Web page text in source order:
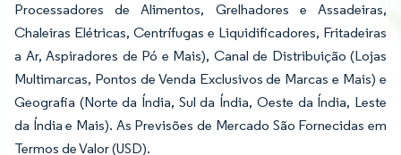
Processadores de Alimentos, Grelhadores e Assadeiras,
Chaleiras Elétricas, Centrífugas e Liquidificadores, Fritadeiras
a Ar, Aspiradores de Pó e Mais), Canal de Distribuição (Lojas
Multimarcas, Pontos de Venda Exclusivos de Marcas e Mais) e
Geografia (Norte da Índia, Sul da Índia, Oeste da Índia, Leste
da Índia e Mais). As Previsões de Mercado São Fornecidas em
Termos de Valor (USD).